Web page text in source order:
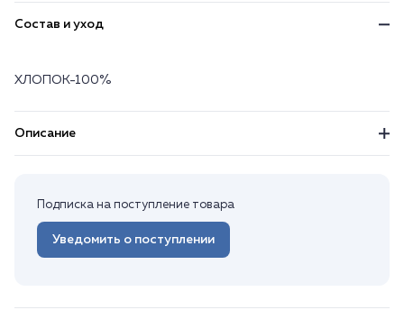
Состав и уход
ХЛОПОК-100%
Описание
Подписка на поступление товара
Уведомить о поступлении